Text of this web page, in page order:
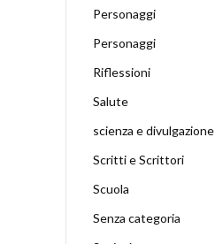
Personaggi
Personaggi
Riflessioni
Salute
scienza e divulgazione
Scritti e Scrittori
Scuola
Senza categoria